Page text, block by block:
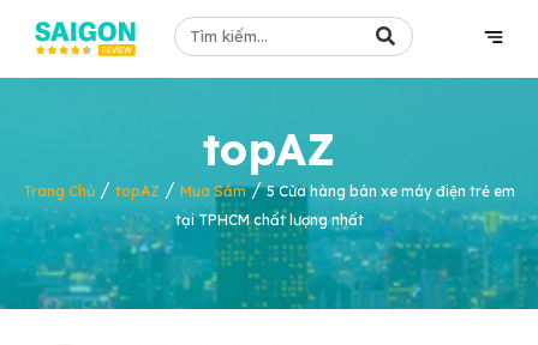
topAZ
Trang Chủ / topAZ / Mua Sắm/5 Cửa hàng bán xe máy điện trẻ em
tại TPHCM chất lượng nhất